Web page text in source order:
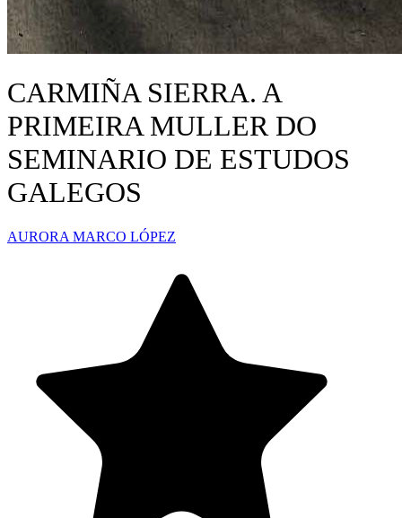
CARMIÑA SIERRA. A
PRIMEIRA MULLER DO
SEMINARIO DE ESTUDOS
GALEGOS
AURORA MARCO LÓPEZ